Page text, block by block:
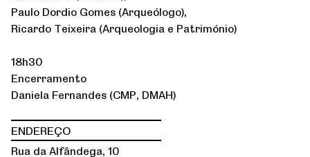
Paulo Dordio Gomes (Arqueólogo),
Ricardo Teixeira (Arqueologia e Património)
18h30
Encerramento
Daniela Fernandes (CMP, DMAH)
ENDEREÇO
Rua da Alfândega, 10